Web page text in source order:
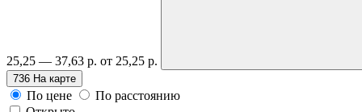
25,25 — 37,63 р. от 25,25 р.
736 На карте
По цене
По расстоянию